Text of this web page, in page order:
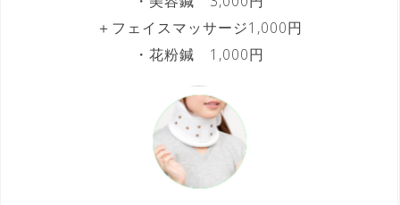
＋フェイスマッサージ1,000円
・花粉鍼 1,000円